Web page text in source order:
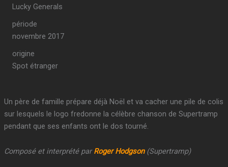
Lucky Generals
période
novembre 2017
origine
Spot étranger
Un père de famille prépare déjà Noël et va cacher une pile de colis
sur lesquels le logo fredonne la célèbre chanson de Supertramp
pendant que ses enfants ont le dos tourné.
Composé et interprété parRoger Hodgson(Supertramp)